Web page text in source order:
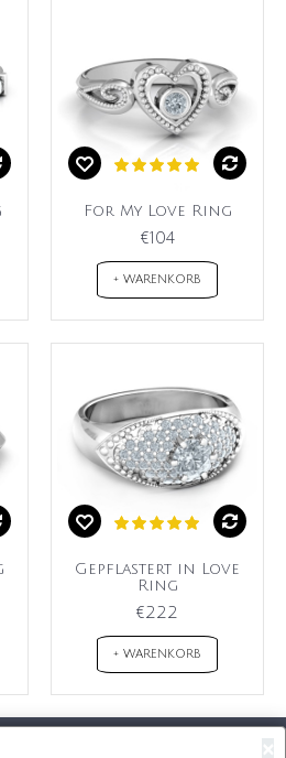
For My Love Ring
€104
+ WARENKORB
Gepflastert in Love
Ring
€222
+ WARENKORB